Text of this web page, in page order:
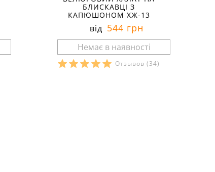
БЛИСКАВЦІ З
КАПЮШОНОМ ХЖ-13
від 544 грн
Отзывов (34)